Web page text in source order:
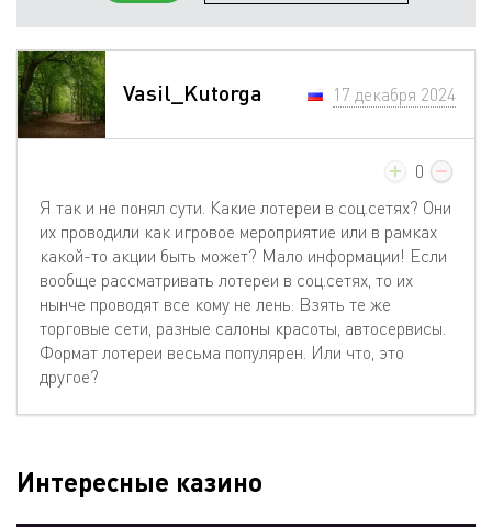
Vasil_Kutorga 17 декабря 2024
0
Я так и не понял сути. Какие лотереи в соц.сетях? Они
их проводили как игровое мероприятие или в рамках
какой-то акции быть может? Мало информации! Если
вообще рассматривать лотереи в соц.сетях, то их
нынче проводят все кому не лень. Взять те же
торговые сети, разные салоны красоты, автосервисы.
Формат лотереи весьма популярен. Или что, это
другое?
Интересные казино